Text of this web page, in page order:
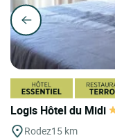
Logis Hôtel du Midi
Rodez15 km